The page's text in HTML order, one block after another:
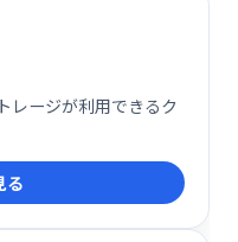
レージが利用できるク
る